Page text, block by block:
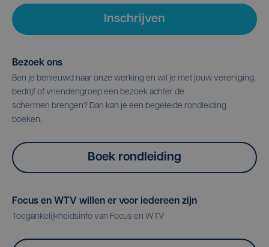
Inschrijven
Bezoek ons
Ben je benieuwd naar onze werking en wil je met jouw vereniging,
bedrijf of vriendengroep een bezoek achter de
schermen brengen? Dan kan je een begeleide rondleiding
boeken.
Boek rondleiding
Focus en WTV willen er voor iedereen zijn
Toegankelijkheidsinfo van Focus en WTV